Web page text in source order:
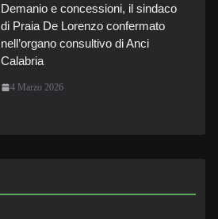
Demanio e concessioni, il sindaco
di Praia De Lorenzo confermato
nell’organo consultivo di Anci
Calabria
4 Marzo 2026